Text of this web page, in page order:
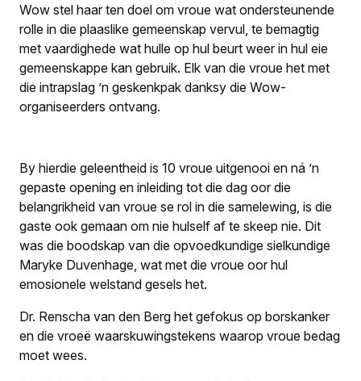
Wow stel haar ten doel om vroue wat ondersteunende
rolle in die plaaslike gemeenskap vervul, te bemagtig
met vaardighede wat hulle op hul beurt weer in hul eie
gemeenskappe kan gebruik. Elk van die vroue het met
die intrapslag ’n geskenkpak danksy die Wow-
organiseerders ontvang.
By hierdie geleentheid is 10 vroue uitgenooi en ná ’n
gepaste opening en inleiding tot die dag oor die
belangrikheid van vroue se rol in die samelewing, is die
gaste ook gemaan om nie hulself af te skeep nie. Dit
was die boodskap van die opvoedkundige sielkundige
Maryke Duvenhage, wat met die vroue oor hul
emosionele welstand gesels het.
Dr. Renscha van den Berg het gefokus op borskanker
en die vroeë waarskuwingstekens waarop vroue bedag
moet wees.